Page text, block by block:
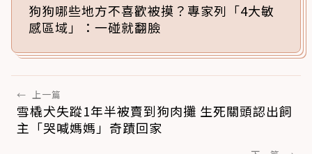
狗狗哪些地方不喜歡被摸？專家列「4大敏
感區域」：一碰就翻臉
← 上一篇
雪橇犬失蹤1年半被賣到狗肉攤 生死關頭認出飼
主「哭喊媽媽」奇蹟回家